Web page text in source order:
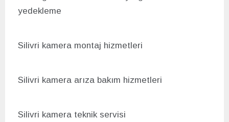
yedekleme
Silivri kamera montaj hizmetleri
Silivri kamera arıza bakım hizmetleri
Silivri kamera teknik servisi